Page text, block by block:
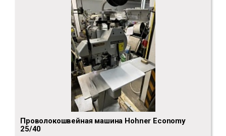
Проволокошвейная машина Hohner Economy
25/40